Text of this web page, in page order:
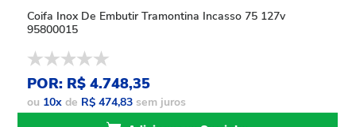
Coifa Inox De Embutir Tramontina Incasso 75 127v
95800015
POR: R$ 4.748,35
ou 10x de R$ 474,83 sem juros